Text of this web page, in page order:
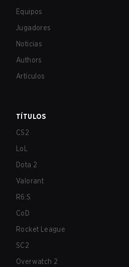
Equipos
Jugadores
Noticias
Authors
Artículos
TÍTULOS
CS2
LoL
Dota 2
Valorant
R6:S
CoD
Rocket League
SC2
Overwatch 2